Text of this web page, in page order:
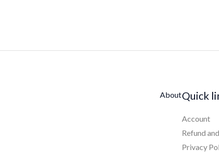
Quick
Account
Refund
Privacy
About